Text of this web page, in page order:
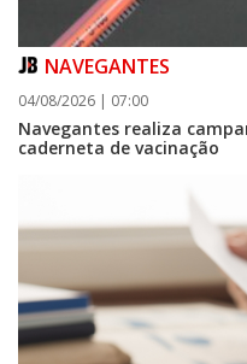
NAVEGANTES
04/08/2026 | 07:00
Navegantes realiza
caderneta de vacinação